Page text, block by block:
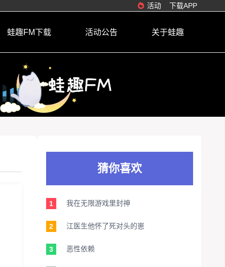
活动 下载APP
蛙趣FM下载 活动公告 关于蛙趣
猜你喜欢
1 我在无限游戏里封神
2 江医生他怀了死对头的崽
3 恶性依赖